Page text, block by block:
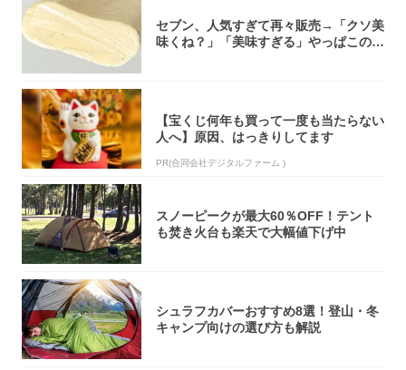
セブン、人気すぎて再々販売→「クソ美
味くね？」「美味すぎる」やっぱこのク
【宝くじ何年も買って一度も当たらない
人へ】原因、はっきりしてます
PR(合同会社デジタルファーム )
スノーピークが最大60％OFF！テント
も焚き火台も楽天で大幅値下げ中
シュラフカバーおすすめ8選！登山・冬
キャンプ向けの選び方も解説